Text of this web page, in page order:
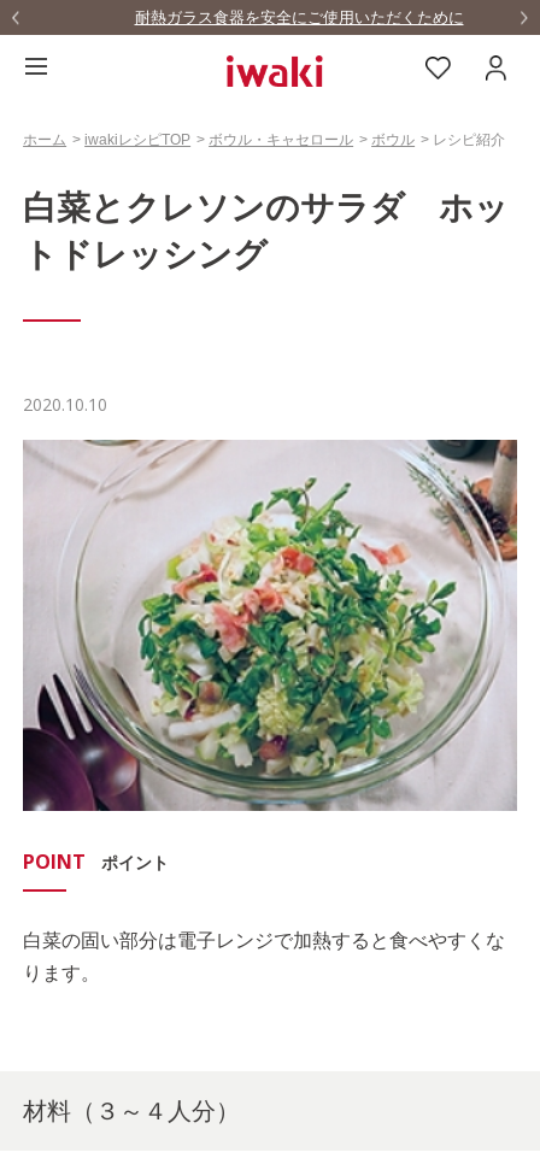
耐熱ガラス食器を安全にご使用いただくために
ホーム >iwakiレシピTOP >ボウル・キャセロール >ボウル > レシピ紹介
白菜とクレソンのサラダ ホッ
トドレッシング
2020.10.10
POINT ポイント
白菜の固い部分は電子レンジで加熱すると食べやすくな
ります。
材料（３～４人分）